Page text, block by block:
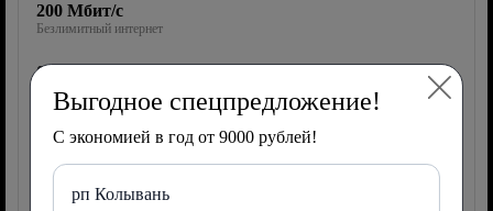
200 Мбит/с
Безлимитный интернет
0 каналов
ТВ Wink
40 Гб/2000 мин/500 СМС
Выгодное спецпредложение!
С экономией в год от 9000 рублей!
рп Колывань